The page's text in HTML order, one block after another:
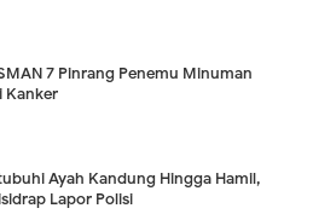
7 Pinrang Penemu Minuman
Kanker
Ayah Kandung Hingga Hamil,
Lapor Polisi